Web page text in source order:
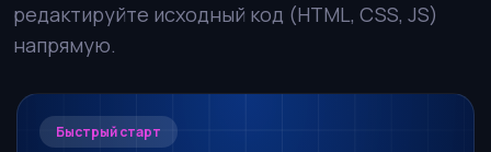
редактируйте исходный код (HTML, CSS, JS)
напрямую.
Быстрый старт